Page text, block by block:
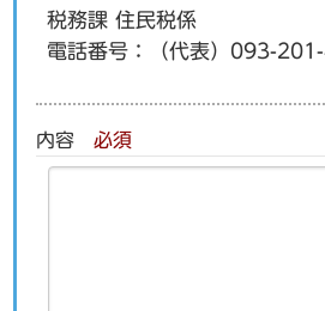
税務課 住民税係
電話番号：
（代表）093-
内容 必須